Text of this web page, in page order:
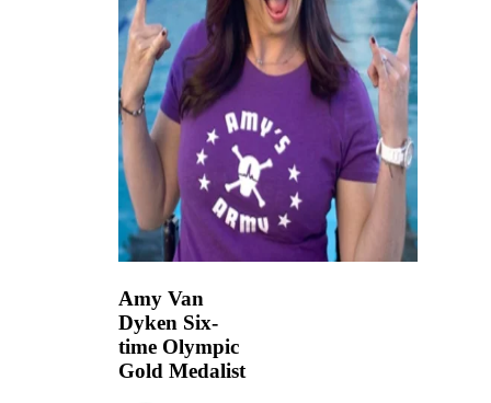
Amy Van
Dyken Six-
time Olympic
Gold Medalist